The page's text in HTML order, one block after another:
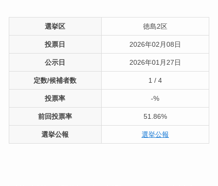
選挙区 徳島2区
投票日 2026年02月08日
公示日 2026年01月27日
定数/候補者数 1 / 4
投票率 -%
前回投票率 51.86%
選挙公報 選挙公報